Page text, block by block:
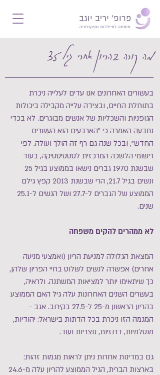
מה קורה בהריון אחרי גיל 35
בעשורים האחרונים אנו עדים לעלייה ניכרת
בתוחלת החיים, ובצידה עלייה מקבילה ביכולות
הגופניות והשכליות של אנשים מבוגרים. לא בכדי
נתבעה האמרה כי "הארבעים הוא העשרים
החדש", ובכל שנה גם רף זה הולך ועולה. לפי
רישומי הלשכה המרכזית לסטטיסטיקה, בעוד
שבשנת 1970 גברים נישאו בממוצע בגיל 25
ונשים בגיל 21.7, הרי שבשנת 2013 קפץ גילם
הממוצע של הגברים ל-27.7 ושל הנשים ל-25.1
שנים.
לא ממהרים להקים משפחה
המצאת הגלולה למניעת הריון (ואמצעי מניעה
אחרים) אפשרה לנשים לשלוט בחיי הפריון שלהן,
כך שיתאימו יותר למציאות המשתנה. ולראיה,
בעשרים השנים האחרונות עלה גיל האם הממוצע
בהריון הראשון מ-25 ל-27.5 בקירוב. אגב -
המגמה הזו ניכרת בכל הדתות בישראל: יהודיות,
מוסלמיות, דרוזיות, נוצריות ועוד.
גם במדינות אחרות ניתן לראות מגמות זהות:
בארצות הברית, הגיל הממוצע להריון עלה מ-24.6